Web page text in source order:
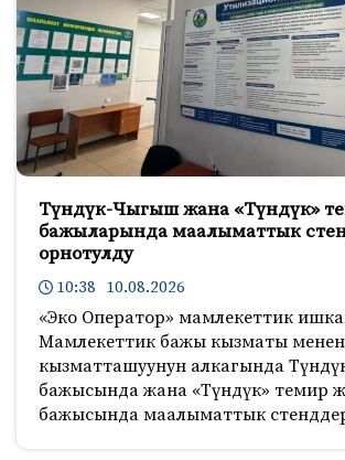
Түндүк-Чыгыш жана «Түндүк»
бажыларында маалыматтык
орнотулду
10:38 10.08.2026
«Эко Оператор» мамлекеттик
Мамлекеттик бажы кызматы менен
кызматташуунун алкагында
бажысында жана «Түндүк» темир
бажысында маалыматтык